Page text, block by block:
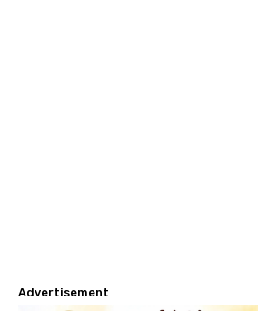
Advertisement